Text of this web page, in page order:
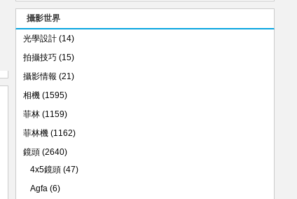
攝影世界
光學設計 (14)
拍攝技巧 (15)
攝影情報 (21)
相機 (1595)
菲林 (1159)
菲林機 (1162)
鏡頭 (2640)
4x5鏡頭 (47)
Agfa (6)